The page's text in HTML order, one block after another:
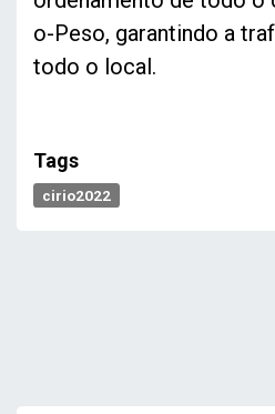
o-Peso, garantindo a
todo o local.
Tags
cirio2022